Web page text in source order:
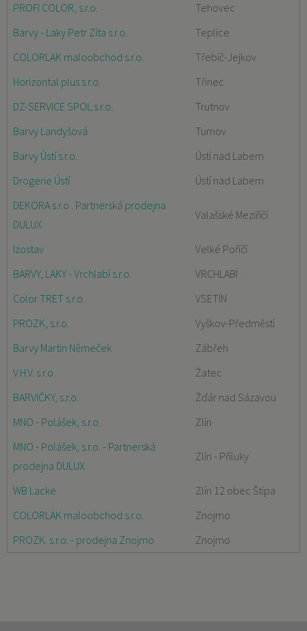
PROFI COLOR, s.r.o.
Tehovec
Barvy - Laky Petr Zíta s.r.o.
Teplice
COLORLAK maloobchod s.r.o.
Třebíč-Jejkov
Horizontal plus s.r.o.
Třinec
DZ-SERVICE SPOL.s.r.o.
Trutnov
Barvy Landyšová
Turnov
Barvy Ústí s.r.o.
Ústí nad Labem
Drogerie Ústí
Ústí nad Labem
DEKORA s.r.o . Partnerská prodejna
DULUX
Valašské Meziříčí
Izostav
Velké Poříčí
BARVY, LAKY - Vrchlabí s.r.o.
VRCHLABÍ
Color TRET s.r.o.
VSETÍN
PROZK, s.r.o.
Vyškov-Předměstí
Barvy Martin Němeček
Zábřeh
V.H.V. s.r.o.
Žatec
BARVIČKY, s.r.o.
Žďár nad Sázavou
MNO - Polášek, s.r.o.
Zlín
MNO - Polášek, s.r.o. - Partnerská
prodejna DULUX
Zlín - Příluky
WB Lacke
Zlín 12 obec Štípa
COLORLAK maloobchod s.r.o.
Znojmo
PROZK. s.r.o. - prodejna Znojmo
Znojmo